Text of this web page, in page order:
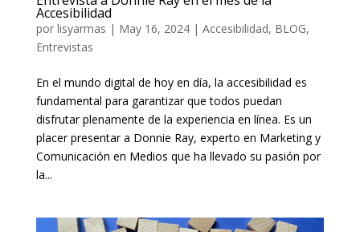
Accesibilidad
por lisyarmas | May 16, 2024| Accesibilidad, BLOG,
Entrevistas
En el mundo digital de hoy en día, la accesibilidad es
fundamental para garantizar que todos puedan
disfrutar plenamente de la experiencia en línea. Es un
placer presentar a Donnie Ray, experto en Marketing y
Comunicación en Medios que ha llevado su pasión por
la...